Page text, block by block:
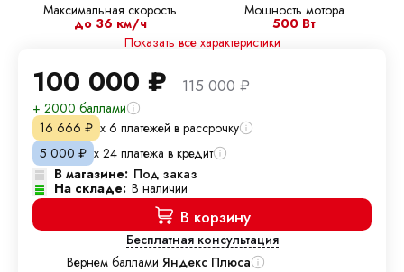
Максимальная скорость
до 36 км/ч
Мощность мотора
500 Вт
Показать все характеристики
100 000 ₽ 115 000₽
+ 2000 баллами
16 666 ₽ х 6 платежей в рассрочку
5 000 ₽ х 24 платежа в кредит
В магазине: Под заказ
На складе: В наличии
В корзину
Бесплатная консультация
Вернем баллами Яндекс Плюса